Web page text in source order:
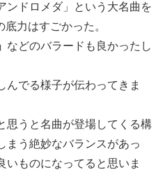
ンドロメダ」という大名曲を
力はすごかった。
などのバラードも良かったし
んでる様子が伝わってきま
思うと名曲が登場してくる構
まう絶妙なバランスがあっ
いものになってると思いま